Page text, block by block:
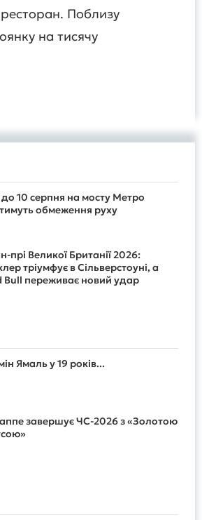
Поблизу
на тисячу
до 10 серпня на мосту Метро
обмеження руху
прі Великої Британії 2026:
тріумфує в Сільверстоуні, а
Bull переживає новий удар
Ямаль у 19 років...
завершує ЧС-2026 з «Золотою